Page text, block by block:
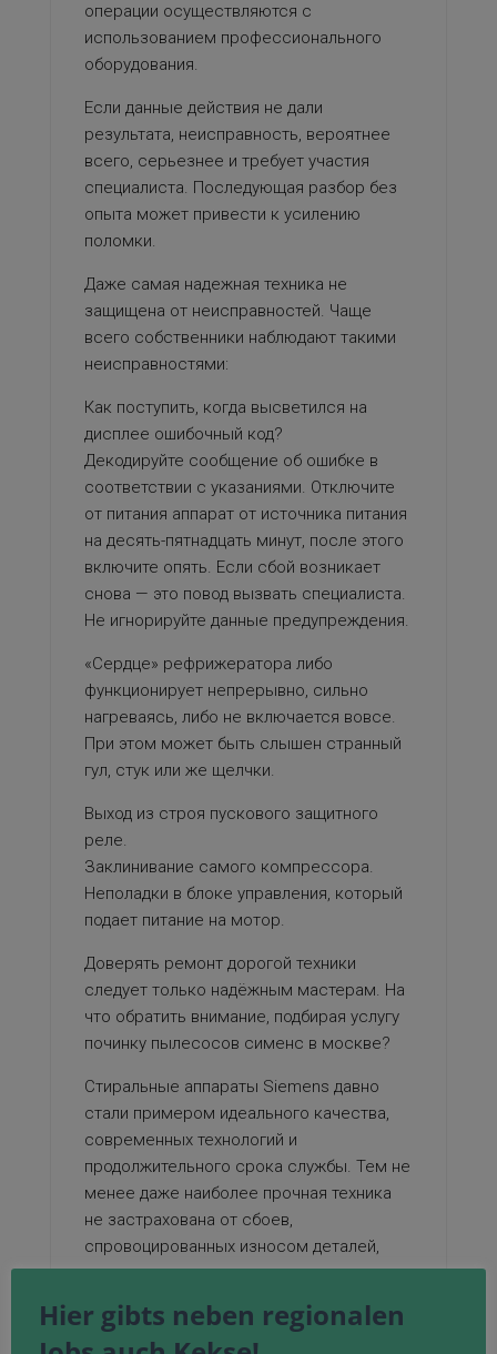
операции осуществляются с
использованием профессионального
оборудования.
Если данные действия не дали
результата, неисправность, вероятнее
всего, серьезнее и требует участия
специалиста. Последующая разбор без
опыта может привести к усилению
поломки.
Даже самая надежная техника не
защищена от неисправностей. Чаще
всего собственники наблюдают такими
неисправностями:
Как поступить, когда высветился на
дисплее ошибочный код?
Декодируйте сообщение об ошибке в
соответствии с указаниями. Отключите
от питания аппарат от источника питания
на десять-пятнадцать минут, после этого
включите опять. Если сбой возникает
снова — это повод вызвать специалиста.
Не игнорируйте данные предупреждения.
«Сердце» рефрижератора либо
функционирует непрерывно, сильно
нагреваясь, либо не включается вовсе.
При этом может быть слышен странный
гул, стук или же щелчки.
Выход из строя пускового защитного
реле.
Заклинивание самого компрессора.
Неполадки в блоке управления, который
подает питание на мотор.
Доверять ремонт дорогой техники
следует только надёжным мастерам. На
что обратить внимание, подбирая услугу
починку пылесосов сименс в москве?
Стиральные аппараты Siemens давно
стали примером идеального качества,
современных технологий и
продолжительного срока службы. Тем не
менее даже наиболее прочная техника
не застрахована от сбоев,
спровоцированных износом деталей,
скачками напряжения в сети или
некорректной эксплуатацией. В этой
ситуации чрезвычайно необходимо не
Hier gibts neben regionalen